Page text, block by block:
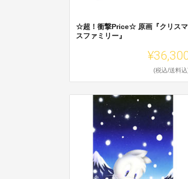
☆超！衝撃Price☆ 原画『クリスマ
スファミリー』
(税込/送料